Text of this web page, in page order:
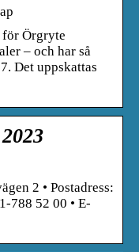
Örgryte
– och har så
Det uppskattas
2 • Postadress:
788 52 00 • E-